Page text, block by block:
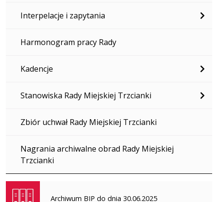
Interpelacje i zapytania
Harmonogram pracy Rady
Kadencje
Stanowiska Rady Miejskiej Trzcianki
Zbiór uchwał Rady Miejskiej Trzcianki
Nagrania archiwalne obrad Rady Miejskiej
Trzcianki
Archiwum BIP do dnia 30.06.2025